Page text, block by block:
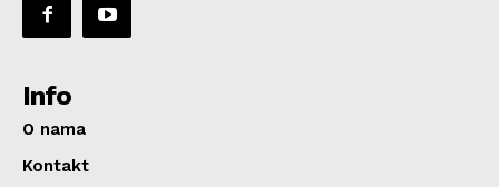
Info
O nama
Kontakt